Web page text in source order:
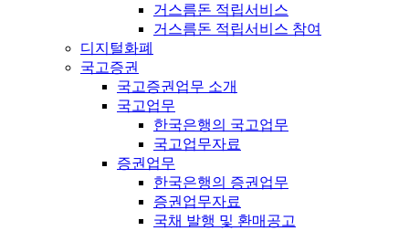
거스름돈 적립서비스
거스름돈 적립서비스 참여
디지털화폐
국고증권
국고증권업무 소개
국고업무
한국은행의 국고업무
국고업무자료
증권업무
한국은행의 증권업무
증권업무자료
국채 발행 및 환매공고